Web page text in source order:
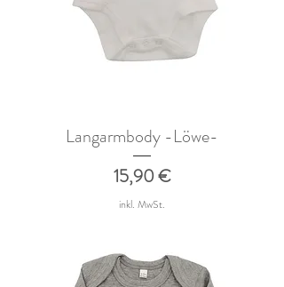
Langarmbody -Löwe-
Preis
15,90 €
inkl. MwSt.